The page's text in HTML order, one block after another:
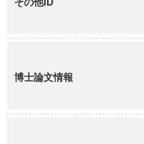
博士論文情報